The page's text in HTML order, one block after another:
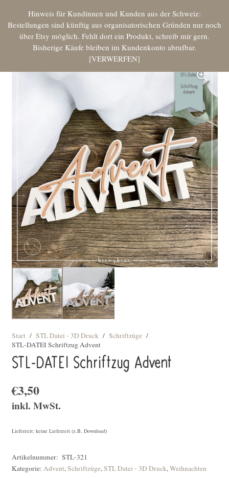
Hinweis für Kundinnen und Kunden aus der Schweiz:
Bestellungen sind künftig aus organisatorischen Gründen nur noch
über Etsy möglich. Fehlt dort ein Produkt, schreib mir gern.
Bisherige Käufe bleiben im Kundenkonto abrufbar.
VERWERFEN
Start / STL Datei - 3D Druck / Schriftzüge /
STL-DATEI Schriftzug Advent
STL-DATEI Schriftzug Advent
€3,50
inkl. MwSt.
Lieferzeit: keine Lieferzeit (z.B. Download)
Artikelnummer: STL-321
Kategorie: Advent,Schriftzüge,STL Datei - 3D Druck,Weihnachten